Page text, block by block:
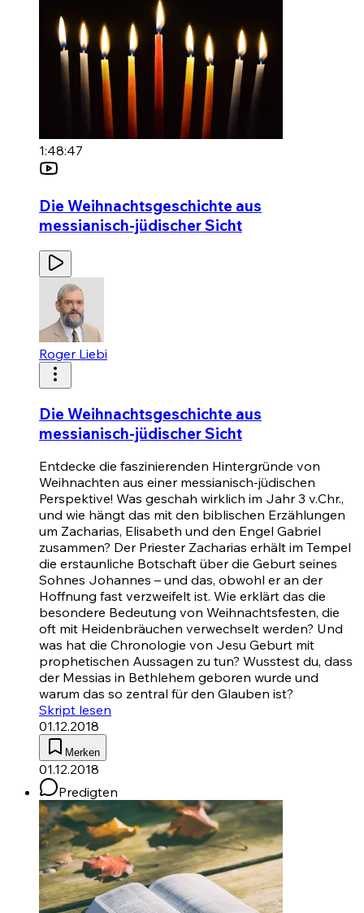
1:48:47
Die Weihnachtsgeschichte aus
messianisch-jüdischer Sicht
Roger Liebi
Die Weihnachtsgeschichte aus
messianisch-jüdischer Sicht
Entdecke die faszinierenden Hintergründe von
Weihnachten aus einer messianisch-jüdischen
Perspektive! Was geschah wirklich im Jahr 3 v.Chr.,
und wie hängt das mit den biblischen Erzählungen
um Zacharias, Elisabeth und den Engel Gabriel
zusammen? Der Priester Zacharias erhält im Tempel
die erstaunliche Botschaft über die Geburt seines
Sohnes Johannes – und das, obwohl er an der
Hoffnung fast verzweifelt ist. Wie erklärt das die
besondere Bedeutung von Weihnachtsfesten, die
oft mit Heidenbräuchen verwechselt werden? Und
was hat die Chronologie von Jesu Geburt mit
prophetischen Aussagen zu tun? Wusstest du, dass
der Messias in Bethlehem geboren wurde und
warum das so zentral für den Glauben ist?
Skript lesen
01.12.2018
Merken
01.12.2018
Predigten